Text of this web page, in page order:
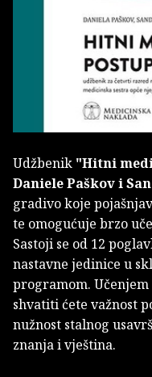
Udžbenik "Hitni
Daniele Paškov i
gradivo koje
te omogućuje brzo
Sastoji se od 12
nastavne jedinice u
programom.
shvatiti ćete važnost
nužnost stalnog
znanja i vještina.